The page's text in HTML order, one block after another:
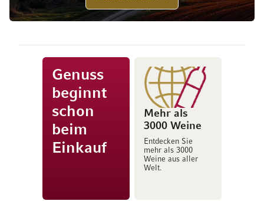
Genuss
beginnt
schon
beim
Einkauf
Mehr als
3000 Weine
Entdecken Sie
mehr als 3000
Weine aus aller
Welt.